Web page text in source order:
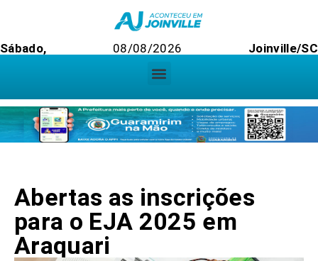
Sábado, 08/08/2026 Joinville/SC
Abertas as inscrições
para o EJA 2025 em
Araquari